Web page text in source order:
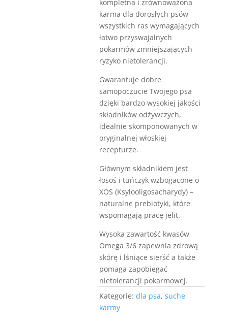
kompletna i zrównoważona
karma dla dorosłych psów
wszystkich ras wymagających
łatwo przyswajalnych
pokarmów zmniejszających
ryzyko nietolerancji.
Gwarantuje dobre
samopoczucie Twojego psa
dzięki bardzo wysokiej jakości
składników odżywczych,
idealnie skomponowanych w
oryginalnej włoskiej
recepturze.
Głównym składnikiem jest
łosoś i tuńczyk wzbogacone o
XOS (Ksylooligosacharydy) –
naturalne prebiotyki, które
wspomagają pracę jelit.
Wysoka zawartość kwasów
Omega 3/6 zapewnia zdrową
skórę i lśniące sierść a także
pomaga zapobiegać
nietolerancji pokarmowej.
Kategorie:dla psa,suche
karmy